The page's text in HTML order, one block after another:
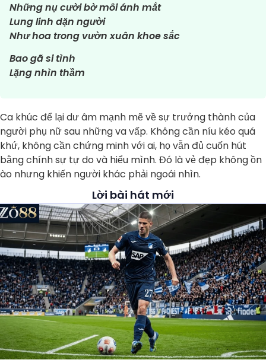
Những nụ cười bờ môi ánh mắt
Lung linh dặn người
Như hoa trong vườn xuân khoe sắc
Bao gã si tình
Lặng nhìn thầm
Ca khúc để lại dư âm mạnh mẽ về sự trưởng thành của
người phụ nữ sau những va vấp. Không cần níu kéo quá
khứ, không cần chứng minh với ai, họ vẫn đủ cuốn hút
bằng chính sự tự do và hiểu mình. Đó là vẻ đẹp không ồn
ào nhưng khiến người khác phải ngoái nhìn.
Lời bài hát mới